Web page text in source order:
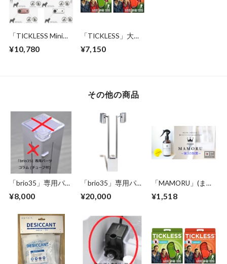
「TICKLESS Mini」
ス ミニ) - USB タイ
¥10,780
「TICKLESS」大人
レス) ～アウトドア
ド！
¥7,150
その他の商品
「brio35」専用パー
ツ: コラム (チューブ
付)
¥8,000
「brio35」専用パー
ツ: LEDライトユニ
ット - LED無し
¥20,000
「MAMORU」(まも
る) 除菌剤250mlボ
トル ～アルコール
も安全な 第３の除
菌剤 日本製
PHMB 期間限定送
料無料 -
¥1,518